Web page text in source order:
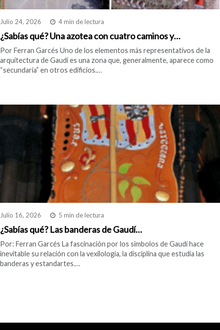
Julio 24, 2026 4 min de lectura
¿Sabías qué? Una azotea con cuatro caminos y…
Por Ferran Garcés Uno de los elementos más representativos de la
arquitectura de Gaudí es una zona que, generalmente, aparece como
“secundaria” en otros edificios.…
Julio 16, 2026 5 min de lectura
¿Sabías qué? Las banderas de Gaudí…
Por: Ferran Garcés La fascinación por los símbolos de Gaudí hace
inevitable su relación con la vexilología, la disciplina que estudia las
banderas y estandartes.…